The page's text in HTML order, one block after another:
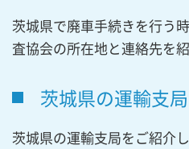
茨城県で廃車手続きを行う
査協会の所在地と連絡先を
茨城県の運輸支局
茨城県の運輸支局をご紹介